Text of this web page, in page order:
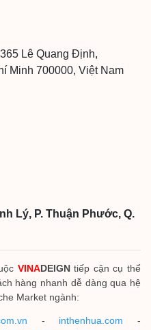
Lê Quang Định,
Minh 700000, Việt Nam
Lý, P. Thuận Phước, Q.
VINADEIGNtiếp cận cụ thể
hàng nhanh dễ dàng qua hệ
Market ngành:
- inthenhua.com -